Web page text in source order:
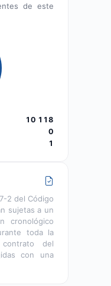
de este
10 118
0
1
2 del Código
sujetas a un
cronológico
toda la
del
con una